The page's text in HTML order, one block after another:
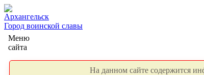
Архангельск
Город воинской славы
Меню
сайта
На данном сайте содержится